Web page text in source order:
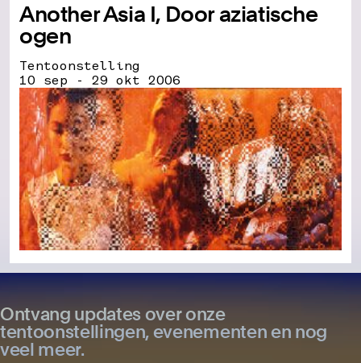
Another Asia I, Door aziatische
ogen
Tentoonstelling
10 sep - 29 okt 2006
Ontvang updates over onze
tentoonstellingen, evenementen en nog
veel meer.